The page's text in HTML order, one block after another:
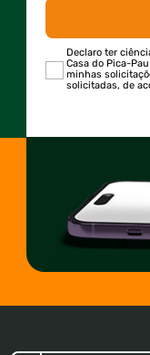
Declaro ter
Casa do Pica-
minhas
solicitadas, de